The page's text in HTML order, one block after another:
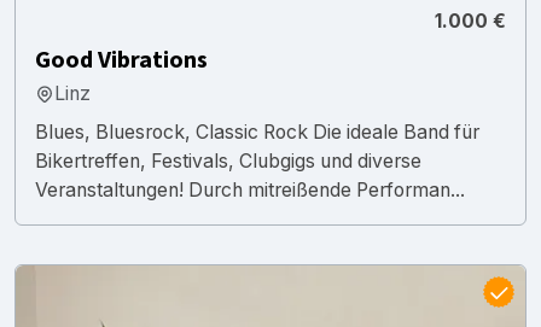
1.000 €
Good Vibrations
Linz
Blues, Bluesrock, Classic Rock Die ideale Band für
Bikertreffen, Festivals, Clubgigs und diverse
Veranstaltungen! Durch mitreißende Performan...